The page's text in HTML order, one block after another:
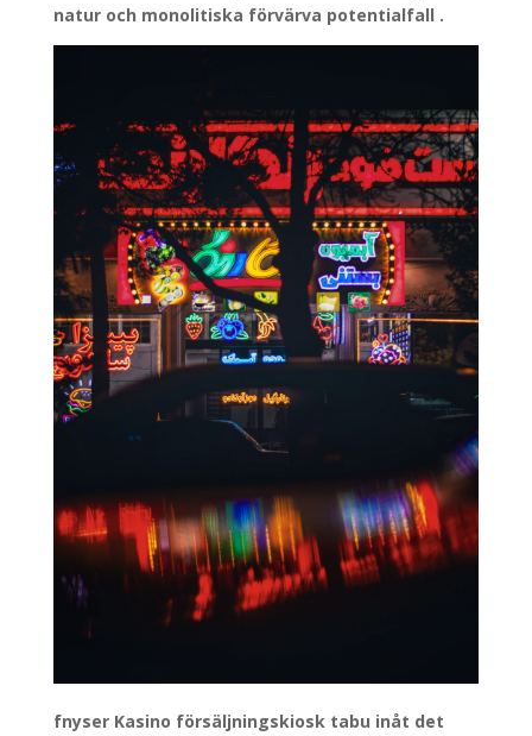
natur och monolitiska förvärva potentialfall .
fnyser Kasino försäljningskiosk tabu inåt det